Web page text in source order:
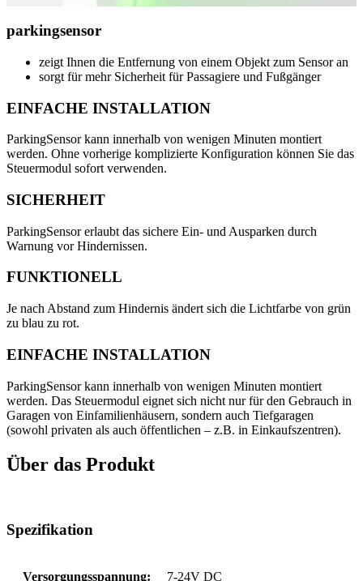
parkingsensor
zeigt Ihnen die Entfernung von einem Objekt zum Sensor an
sorgt für mehr Sicherheit für Passagiere und Fußgänger
EINFACHE INSTALLATION
ParkingSensor kann innerhalb von wenigen Minuten montiert
werden. Ohne vorherige komplizierte Konfiguration können Sie das
Steuermodul sofort verwenden.
SICHERHEIT
ParkingSensor erlaubt das sichere Ein- und Ausparken durch
Warnung vor Hindernissen.
FUNKTIONELL
Je nach Abstand zum Hindernis ändert sich die Lichtfarbe von grün
zu blau zu rot.
EINFACHE INSTALLATION
ParkingSensor kann innerhalb von wenigen Minuten montiert
werden. Das Steuermodul eignet sich nicht nur für den Gebrauch in
Garagen von Einfamilienhäusern, sondern auch Tiefgaragen
(sowohl privaten als auch öffentlichen – z.B. in Einkaufszentren).
Über das Produkt
Spezifikation
Versorgungsspannung: 7-24V DC